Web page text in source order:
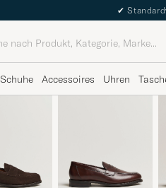
✔
Schuhe Accessoires Uhren